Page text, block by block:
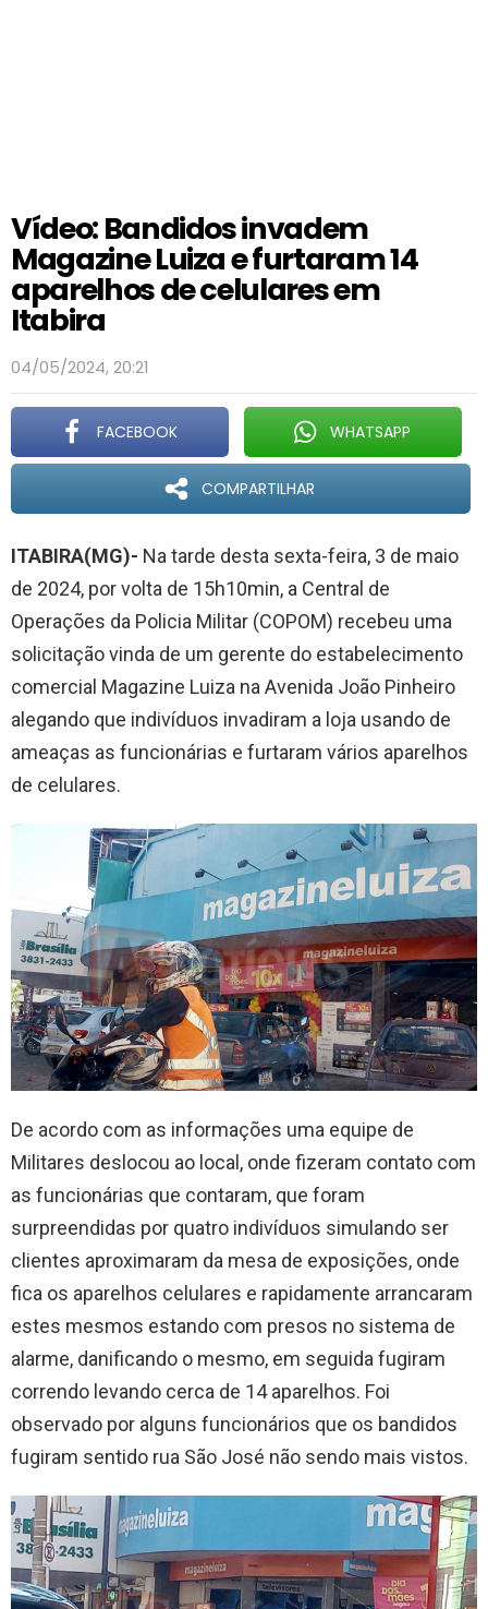
Vídeo: Bandidos invadem
Magazine Luiza e furtaram 14
aparelhos de celulares em
Itabira
04/05/2024, 20:21
FACEBOOK WHATSAPP
COMPARTILHAR
ITABIRA(MG)- Na tarde desta sexta-feira, 3 de maio
de 2024, por volta de 15h10min, a Central de
Operações da Policia Militar (COPOM) recebeu uma
solicitação vinda de um gerente do estabelecimento
comercial Magazine Luiza na Avenida João Pinheiro
alegando que indivíduos invadiram a loja usando de
ameaças as funcionárias e furtaram vários aparelhos
de celulares.
De acordo com as informações uma equipe de
Militares deslocou ao local, onde fizeram contato com
as funcionárias que contaram, que foram
surpreendidas por quatro indivíduos simulando ser
clientes aproximaram da mesa de exposições, onde
fica os aparelhos celulares e rapidamente arrancaram
estes mesmos estando com presos no sistema de
alarme, danificando o mesmo, em seguida fugiram
correndo levando cerca de 14 aparelhos. Foi
observado por alguns funcionários que os bandidos
fugiram sentido rua São José não sendo mais vistos.